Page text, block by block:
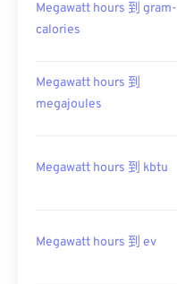
Megawatt hours 到 gram-
calories
Megawatt hours 到
megajoules
Megawatt hours 到 kbtu
Megawatt hours 到 ev